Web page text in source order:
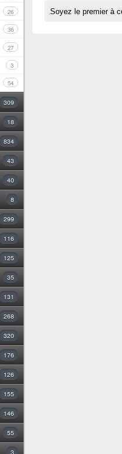
26
36
27
3
54
309
18
834
43
40
8
299
116
125
35
131
268
320
176
126
155
146
55
3
Soyez le premier à